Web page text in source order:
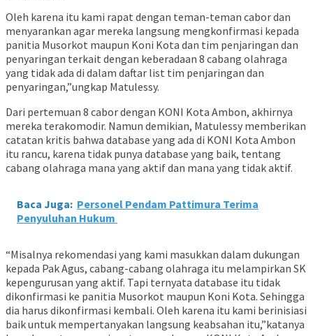
Oleh karena itu kami rapat dengan teman-teman cabor dan
menyarankan agar mereka langsung mengkonfirmasi kepada
panitia Musorkot maupun Koni Kota dan tim penjaringan dan
penyaringan terkait dengan keberadaan 8 cabang olahraga
yang tidak ada di dalam daftar list tim penjaringan dan
penyaringan,”ungkap Matulessy.
Dari pertemuan 8 cabor dengan KONI Kota Ambon, akhirnya
mereka terakomodir. Namun demikian, Matulessy memberikan
catatan kritis bahwa database yang ada di KONI Kota Ambon
itu rancu, karena tidak punya database yang baik, tentang
cabang olahraga mana yang aktif dan mana yang tidak aktif.
Baca Juga: Personel Pendam Pattimura Terima
Penyuluhan Hukum
“Misalnya rekomendasi yang kami masukkan dalam dukungan
kepada Pak Agus, cabang-cabang olahraga itu melampirkan SK
kepengurusan yang aktif. Tapi ternyata database itu tidak
dikonfirmasi ke panitia Musorkot maupun Koni Kota. Sehingga
dia harus dikonfirmasi kembali. Oleh karena itu kami berinisiasi
baik untuk mempertanyakan langsung keabsahan itu,”katanya